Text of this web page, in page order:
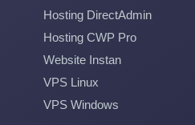
Hosting DirectAdmin
Hosting CWP Pro
Website Instan
VPS Linux
VPS Windows